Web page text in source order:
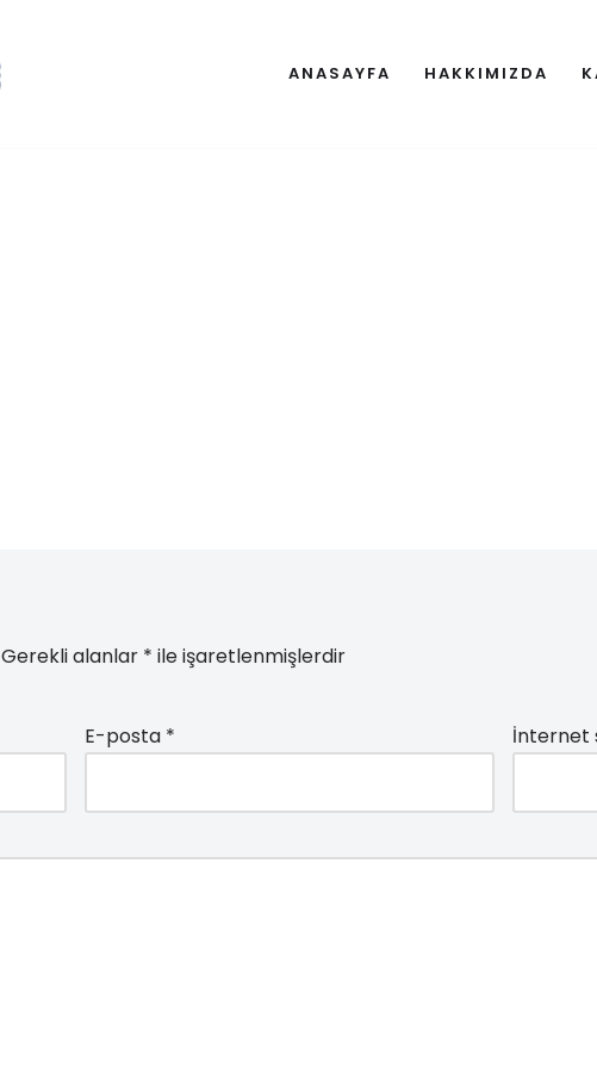
ANASAYFA HAKKIMIZDA
Gerekli alanlar * ile işaretlenmişlerdir
E-posta * İnternet